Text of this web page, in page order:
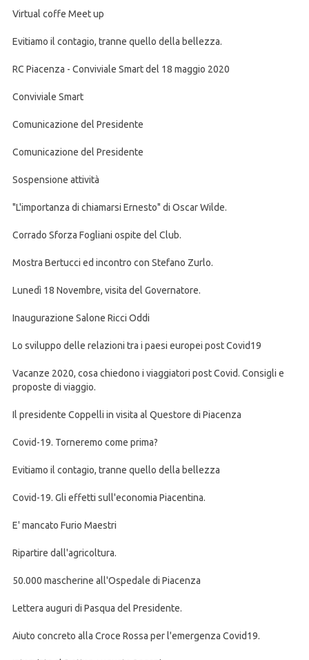
Virtual coffe Meet up
Evitiamo il contagio, tranne quello della bellezza.
RC Piacenza - Conviviale Smart del 18 maggio 2020
Conviviale Smart
Comunicazione del Presidente
Comunicazione del Presidente
Sospensione attività
"L'importanza di chiamarsi Ernesto" di Oscar Wilde.
Corrado Sforza Fogliani ospite del Club.
Mostra Bertucci ed incontro con Stefano Zurlo.
Lunedì 18 Novembre, visita del Governatore.
Inaugurazione Salone Ricci Oddi
Lo sviluppo delle relazioni tra i paesi europei post Covid19
Vacanze 2020, cosa chiedono i viaggiatori post Covid. Consigli e
proposte di viaggio.
Il presidente Coppelli in visita al Questore di Piacenza
Covid-19. Torneremo come prima?
Evitiamo il contagio, tranne quello della bellezza
Covid-19. Gli effetti sull'economia Piacentina.
E' mancato Furio Maestri
Ripartire dall'agricoltura.
50.000 mascherine all'Ospedale di Piacenza
Lettera auguri di Pasqua del Presidente.
Aiuto concreto alla Croce Rossa per l'emergenza Covid19.